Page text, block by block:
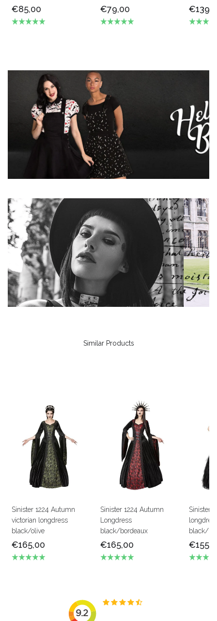
€85,00 €79,00
Similar Products
Sinister 1224 Autumn
victorian longdress
black/olive
€165,00
Sinister 1224 Autumn
Longdress
black/bordeaux
€165,00
Sinister
black/